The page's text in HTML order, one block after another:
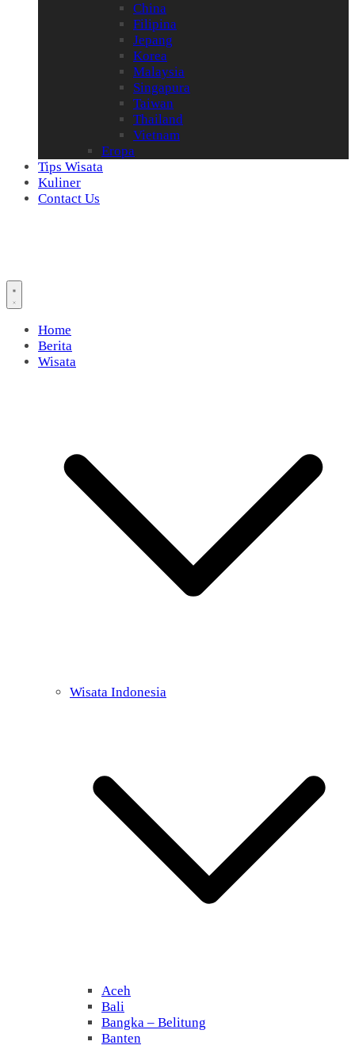
China
Filipina
Jepang
Korea
Malaysia
Singapura
Taiwan
Thailand
Vietnam
Eropa
Tips Wisata
Kuliner
Contact Us
Home
Berita
Wisata
Wisata Indonesia
Aceh
Bali
Bangka – Belitung
Banten